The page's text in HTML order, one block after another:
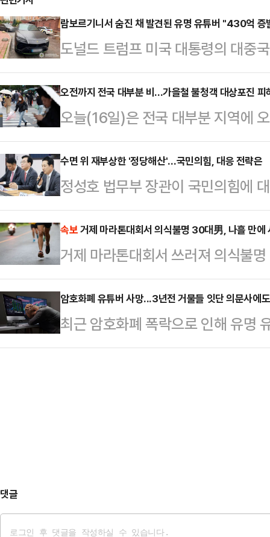
람보르기니서 숨진 채 발견된 유명 유튜버 "430억 증
도널드 트럼프 미국 대통령의 대중
데 우크라이나에서 활동한 유명 암
14일(현지시간) 글로벌 블록체인
이나 경찰은 콘스탄틴 갈리치(32)
르기니 차량 안에서 머리에 총상을
리치의 시신 옆에서 그의 이름으로
"갈리치가 며칠 전 '재정적 어려움
말했고, 작별 인사와 메…
오전까지 전국 대부분 비...가을철 불청객 대상포진
오늘(16일)은 전국 대부분 지역에
청은 서해상에서 동쪽으로 이동하
서 오전까지 전국 대부분 지역에 빗
주, 충청권, 남부지방을 중심으로
곳이 있겠다. 강수 지역에서는 가시
동해안·북동산지를 제외한 경상권
해안·북동산지는 밤까지 비가 그치
▲제주 20~70㎜ ▲부산, …
수면 위 재부상한 '정당해산'…국민의힘, 대응 전략은
정성호 법무부 장관이 국민의힘에
면서 논란이 확산되는 모양새다. 수
파 정청래 더불어민주당 대표와 궤
한 압박 강도가 높아지면서다. 이에
적이지 못하다고 비판하고 나섰다.
뤄지려면 선제돼야 하는 특검 수사
의 실책으로 인해 이른바 '내란몰이
하며 맞대응에 나설 방침이다.…
속보거제 마라톤대회서 의식불명 30대男, 나흘 만에
거제 마라톤대회서 쓰러져 의식불
암호화폐 유튜버 사망...3년전 거물들 잇단 의문사에
최근 암호화폐 폭락으로 인해 유명
연달아 일어난 암호화폐 관련 사업
댓글